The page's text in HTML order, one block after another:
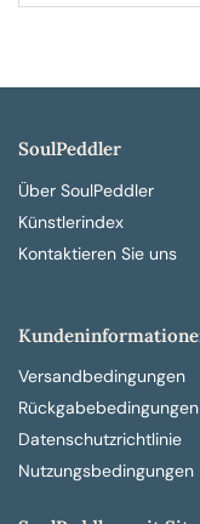
SoulPeddler
Über SoulPeddler
Künstlerindex
Kontaktieren Sie uns
Versandbedingungen
Rückgabebedingungen
Datenschutzrichtlinie
Nutzungsbedingungen